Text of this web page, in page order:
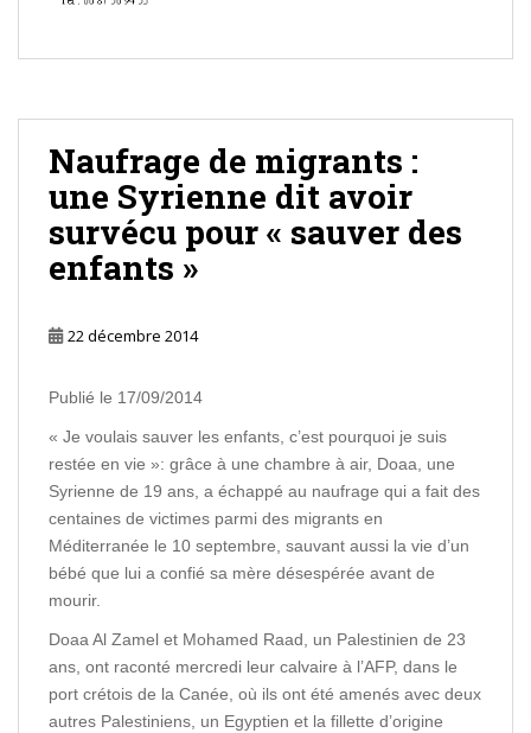
Naufrage de migrants :
une Syrienne dit avoir
survécu pour « sauver des
enfants »
22 décembre 2014
Publié le 17/09/2014
« Je voulais sauver les enfants, c’est pourquoi je suis
restée en vie »: grâce à une chambre à air, Doaa, une
Syrienne de 19 ans, a échappé au naufrage qui a fait des
centaines de victimes parmi des migrants en
Méditerranée le 10 septembre, sauvant aussi la vie d’un
bébé que lui a confié sa mère désespérée avant de
mourir.
Doaa Al Zamel et Mohamed Raad, un Palestinien de 23
ans, ont raconté mercredi leur calvaire à l’AFP, dans le
port crétois de la Canée, où ils ont été amenés avec deux
autres Palestiniens, un Egyptien et la fillette d’origine